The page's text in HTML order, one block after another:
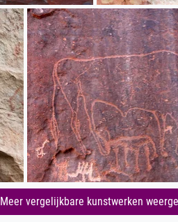
Meer vergelijkbare kunstwerken